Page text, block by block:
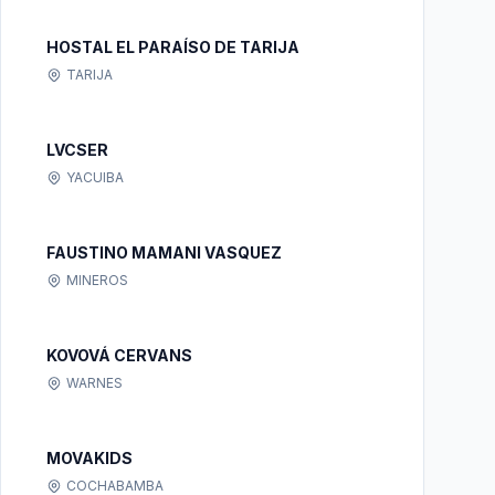
HOSTAL EL PARAÍSO DE TARIJA
TARIJA
LVCSER
YACUIBA
FAUSTINO MAMANI VASQUEZ
MINEROS
KOVOVÁ CERVANS
WARNES
MOVAKIDS
COCHABAMBA